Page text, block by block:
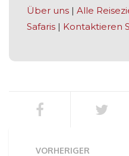
Über uns | Alle
Safaris | Kontaktieren
VORHERIGER